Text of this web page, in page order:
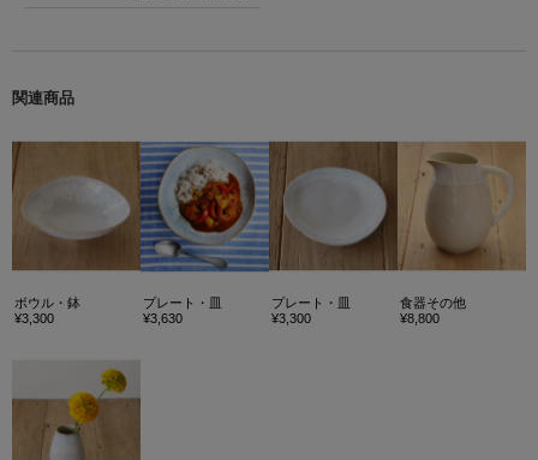
関連商品
ボウル・鉢
¥3,300
プレート・皿
¥3,630
プレート・皿
¥3,300
食器その他
¥8,800